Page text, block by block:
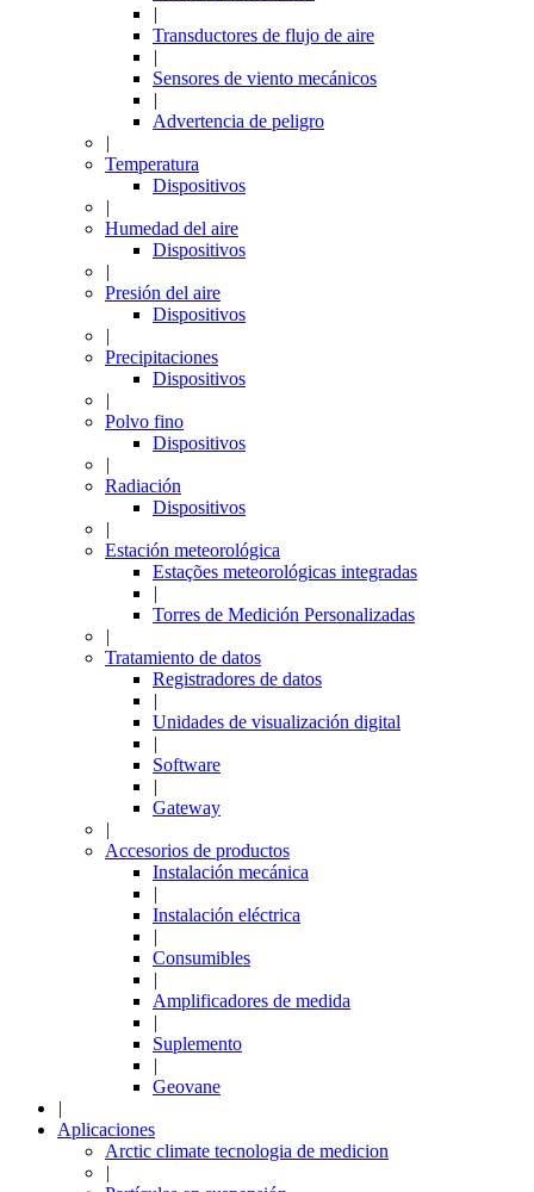
|
Transductores de flujo de aire
|
Sensores de viento mecánicos
|
Advertencia de peligro
|
Temperatura
Dispositivos
|
Humedad del aire
Dispositivos
|
Presión del aire
Dispositivos
|
Precipitaciones
Dispositivos
|
Polvo fino
Dispositivos
|
Radiación
Dispositivos
|
Estación meteorológica
Estações meteorológicas integradas
|
Torres de Medición Personalizadas
|
Tratamiento de datos
Registradores de datos
|
Unidades de visualización digital
|
Software
|
Gateway
|
Accesorios de productos
Instalación mecánica
|
Instalación eléctrica
|
Consumibles
|
Amplificadores de medida
|
Suplemento
|
Geovane
|
Aplicaciones
Arctic climate tecnologia de medicion
|